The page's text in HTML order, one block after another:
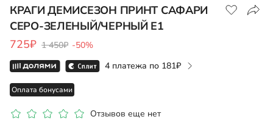
КРАГИ ДЕМИСЕЗОН ПРИНТ САФАРИ
СЕРО-ЗЕЛЕНЫЙ/ЧЕРНЫЙ Е1
725₽ 1 450₽ -50%
4 платежа по 181
Оплата бонусами
Отзывов еще нет